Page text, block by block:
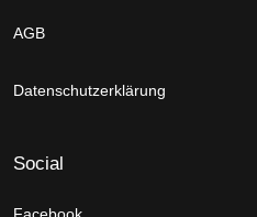
AGB
Datenschutzerklärung
Social